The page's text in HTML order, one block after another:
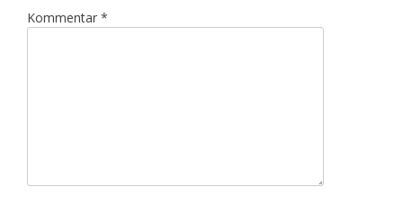
Kommentar *